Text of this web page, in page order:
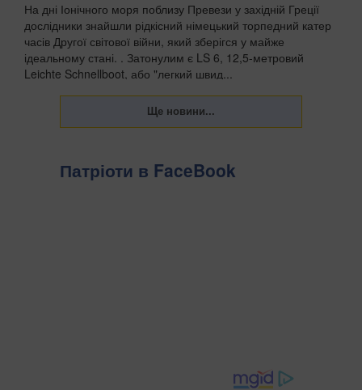
На дні Іонічного моря поблизу Превези у західній Греції
дослідники знайшли рідкісний німецький торпедний катер
часів Другої світової війни, який зберігся у майже
ідеальному стані. . Затонулим є LS 6, 12,5-метровий
Leichte Schnellboot, або "легкий швид...
Патріоти в FaceBook